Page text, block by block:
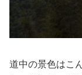
道中の景色はこ